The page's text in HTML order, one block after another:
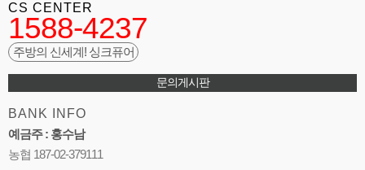
CS CENTER
1588-4237
주방의 신세계! 싱크퓨어
문의게시판
BANK INFO
예금주 : 홍수남
농협 187-02-379111